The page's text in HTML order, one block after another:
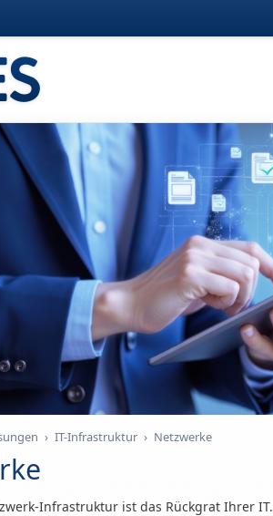
› IT-Infrastruktur › Netzwerke
Infrastruktur ist das Rückgrat Ihrer IT.